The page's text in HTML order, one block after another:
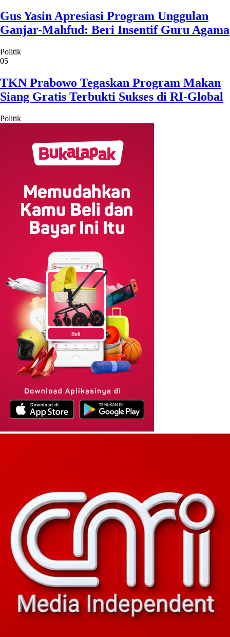
Gus Yasin Apresiasi Program Unggulan
Ganjar-Mahfud: Beri Insentif Guru Agama
Politik
05
TKN Prabowo Tegaskan Program Makan
Siang Gratis Terbukti Sukses di RI-Global
Politik